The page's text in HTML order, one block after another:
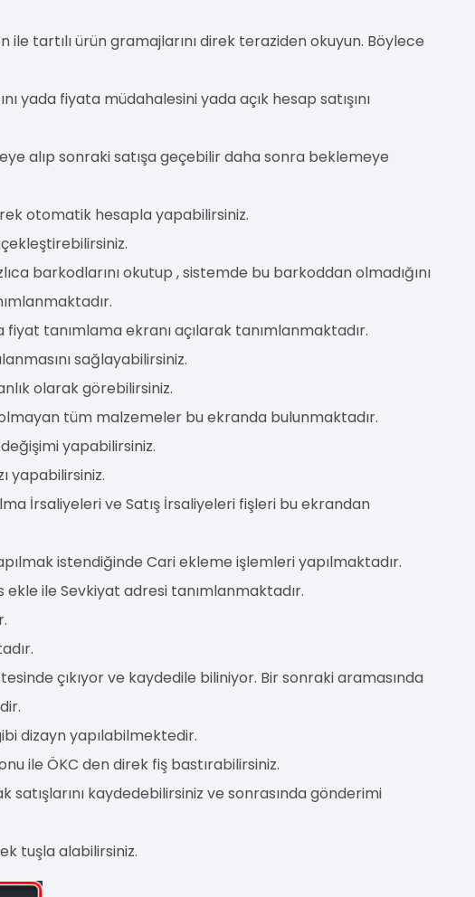
tartılı ürün gramajlarını direk teraziden okuyun. Böylece
yada fiyata müdahalesini yada açık hesap satışını
alıp sonraki satışa geçebilir daha sonra beklemeye
otomatik hesapla yapabilirsiniz.
barkodlarını okutup , sistemde bu barkoddan olmadığını
tanımlama ekranı açılarak tanımlanmaktadır.
sağlayabilirsiniz.
olarak görebilirsiniz.
olmayan tüm malzemeler bu ekranda bulunmaktadır.
yapabilirsiniz.
yapabilirsiniz.
İrsaliyeleri ve Satış İrsaliyeleri fişleri bu ekrandan
istendiğinde Cari ekleme işlemleri yapılmaktadır.
ekle ile Sevkiyat adresi tanımlanmaktadır.
çıkıyor ve kaydedile biliniyor. Bir sonraki aramasında
dizayn yapılabilmektedir.
ile ÖKC den direk fiş bastırabilirsiniz.
kaydedebilirsiniz ve sonrasında gönderimi
tuşla alabilirsiniz.